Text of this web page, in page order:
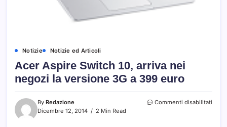
Notizie Notizie ed Articoli
Acer Aspire Switch 10, arriva nei
negozi la versione 3G a 399 euro
By Redazione
Dicembre 12, 2014
2 Min Read
Commenti disabilitati